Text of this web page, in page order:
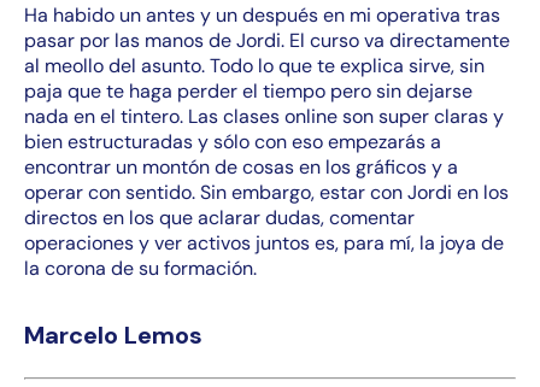
Ha habido un antes y un después en mi operativa tras
pasar por las manos de Jordi. El curso va directamente
al meollo del asunto. Todo lo que te explica sirve, sin
paja que te haga perder el tiempo pero sin dejarse
nada en el tintero. Las clases online son super claras y
bien estructuradas y sólo con eso empezarás a
encontrar un montón de cosas en los gráficos y a
operar con sentido. Sin embargo, estar con Jordi en los
directos en los que aclarar dudas, comentar
operaciones y ver activos juntos es, para mí, la joya de
la corona de su formación.
Marcelo Lemos